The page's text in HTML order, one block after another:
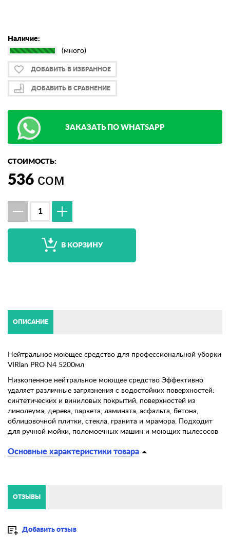
Наличие:
(много)
ДОБАВИТЬ В ИЗБРАННОЕ
ДОБАВИТЬ В СРАВНЕНИЕ
ЗАКАЗАТЬ ПО WHATSAPP
СТОИМОСТЬ:
536 сом
В КОРЗИНУ
ОПИСАНИЕ
Нейтральное моющее средство для профессиональной уборки
VIRlan PRO N4 5200мл
Низкопенное нейтральное моющее средство Эффективно
удаляет различные загрязнения с водостойких поверхностей:
синтетических и виниловых покрытий, поверхностей из
линолеума, дерева, паркета, ламината, асфальта, бетона,
облицовочной плитки, стекла, гранита и мрамора. Подходит
для ручной мойки, поломоечных машин и моющих пылесосов
Основные характеристики товара
ОТЗЫВЫ
Добавить отзыв